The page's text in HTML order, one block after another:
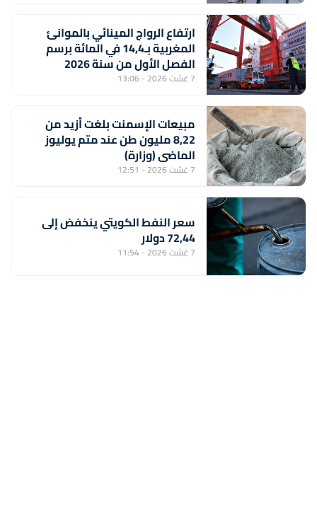
ارتفاع الرواج المينائي بالموانئ
المغربية بـ14,4 في المائة برسم
الفصل الأول من سنة 2026
7 غشت 2026 - 13:06
مبيعات الإسمنت بلغت أزيد من
8,22 مليون طن عند متم يوليوز
الماضي (وزارة)
7 غشت 2026 - 12:51
سعر النفط الكويتي ينخفض إلى
72,44 دولار
7 غشت 2026 - 11:54